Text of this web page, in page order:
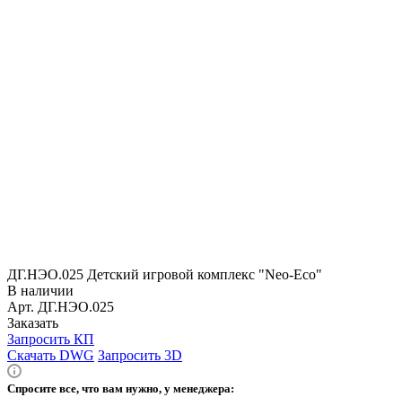
ДГ.НЭО.025 Детский игровой комплекс "Neo-Eco"
В наличии
Арт. ДГ.НЭО.025
Заказать
Запросить КП
Скачать DWG Запросить 3D
Спросите все, что вам нужно, у менеджера: